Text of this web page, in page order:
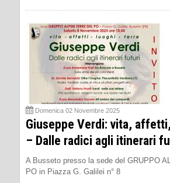
Domenica 02 Novembre 2025
Giuseppe Verdi: vita,
– Dalle radici agli itinerari
A Busseto presso la sede del GRUPPO
PO in Piazza G. Galilei n° 8